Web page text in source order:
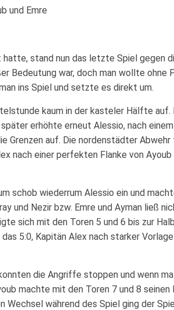
und Emre
stand nun das letzte Spiel gegen
Bedeutung war, doch man wollte ohne
ins Spiel und setzte es direkt um.
kaum in der kasteler Hälfte auf.
erhöhte erneut Alessio, nach
auf. Die nordenstädter Abwehr
nach einer perfekten Flanke von Ayoub
schob wiederrum Alessio ein und
und Nezir bzw. Emre und Ayman ließ
sich mit den Toren 5 und 6 bis zur
5:0, Kapitän Alex nach starker
die Angriffe stoppen und wenn
machte mit den Toren 7 und 8
Wechsel während des Spiel ging der